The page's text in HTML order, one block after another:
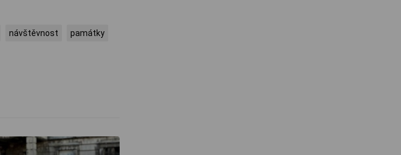
návštěvnost památky